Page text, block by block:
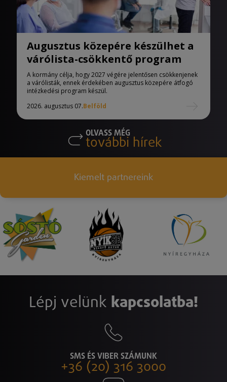
Augusztus közepére készülhet a
várólista-csökkentő program
A kormány célja, hogy 2027 végére jelentősen csökkenjenek
a várólisták, ennek érdekében augusztus közepére átfogó
intézkedési program készül.
2026. augusztus 07.Belföld
OLVASS MÉG
további hírek
Kiemelt partnereink
Lépj velünk kapcsolatba!
SMS ÉS VIBER SZÁMUNK
+36 (20) 316 3000